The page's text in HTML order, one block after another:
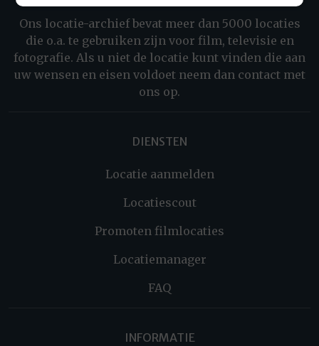
Ons locatie-archief bevat meer dan 5000 locaties
die o.a. te gebruiken zijn voor film, televisie en
fotografie. Als u niet de locatie kunt vinden die aan
uw wensen en eisen voldoet neem dan contact met
ons op.
DIENSTEN
Locatie aanmelden
Locatiescout
Promoten filmlocaties
Locatiemanager
FAQ
INFORMATIE